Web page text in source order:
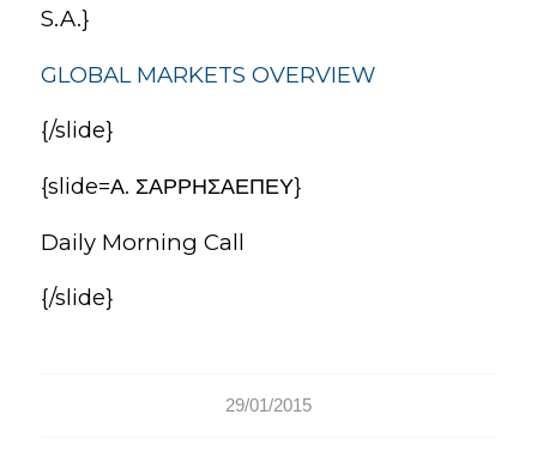
S.A.}
GLOBAL MARKETS OVERVIEW
{/slide}
{slide=Α. ΣΑΡΡΗΣΑΕΠΕΥ}
Daily Morning Call
{/slide}
29/01/2015